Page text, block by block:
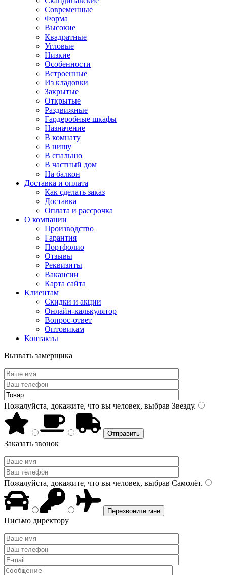
Современные
Форма
Высокие
Квадратные
Угловые
Низкие
Особенности
Встроенные
Из кладовки
Закрытые
Открытые
Раздвижные
Гардеробные шкафы
Назначение
В комнату
В нишу
В спальню
В частный дом
На балкон
Доставка и оплата
Как сделать заказ
Доставка
Оплата и рассрочка
О компании
Производство
Гарантия
Портфолио
Отзывы
Реквизиты
Вакансии
Карта сайта
Клиентам
Скидки и акции
Онлайн-калькулятор
Вопрос-ответ
Оптовикам
Контакты
Вызвать замерщика
Пожалуйста, докажите, что вы человек, выбрав Звезду.
Заказать звонок
Пожалуйста, докажите, что вы человек, выбрав Самолёт.
Письмо директору